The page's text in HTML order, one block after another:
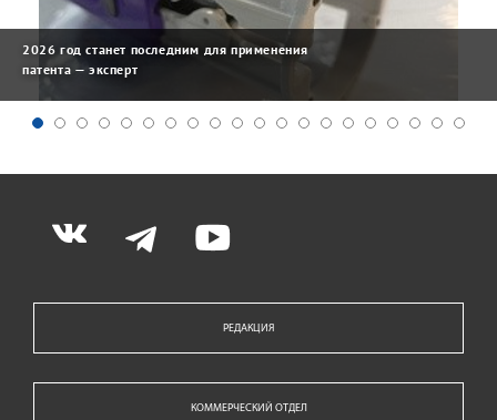
2026 год станет последним для применения
патента — эксперт
РЕДАКЦИЯ
КОММЕРЧЕСКИЙ ОТДЕЛ